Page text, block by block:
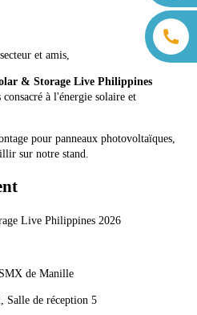
et amis,
& Storage Live Philippines
à l'énergie solaire et
pour panneaux photovoltaïques,
sur notre stand.
Live Philippines 2026
de Manille
Salle de réception 5